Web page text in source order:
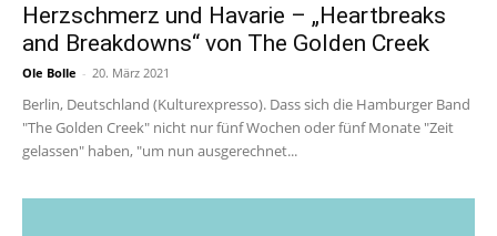
Herzschmerz und Havarie – „Heartbreaks
and Breakdowns“ von The Golden Creek
Ole Bolle - 20. März 2021
Berlin, Deutschland (Kulturexpresso). Dass sich die Hamburger Band
"The Golden Creek" nicht nur fünf Wochen oder fünf Monate "Zeit
gelassen" haben, "um nun ausgerechnet...